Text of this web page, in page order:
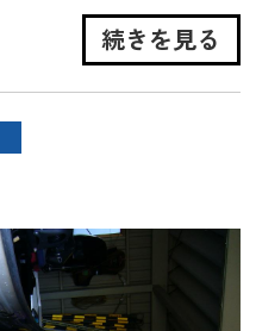
続きを見る